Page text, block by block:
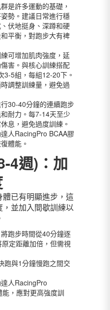
是許多運動的基礎，
勢。建議日常進行穩
伏地挺身、深蹲和硬
平衡，對跑步大有裨
可增加肌肉強度，延
害。與核心訓練搭配
3-5組，每組12-20下。
調整訓練量，避免過
30-40分鐘的連續跑步
耐力。每7-14天至少
息，避免過度訓練。
人RacingPro BCAA膠
體能。
4週)：加
已有明顯進步，這
並加入間歇訓練以
將跑步時間從40分鐘逐
定距離加倍，但需視
跑與1分鐘慢跑之間交
人RacingPro
，應對更高強度訓